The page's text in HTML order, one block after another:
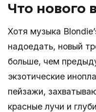
Что нового
Хотя музыка
надоедать, новый
больше, чем
экзотические
пейзажи,
красные лучи и